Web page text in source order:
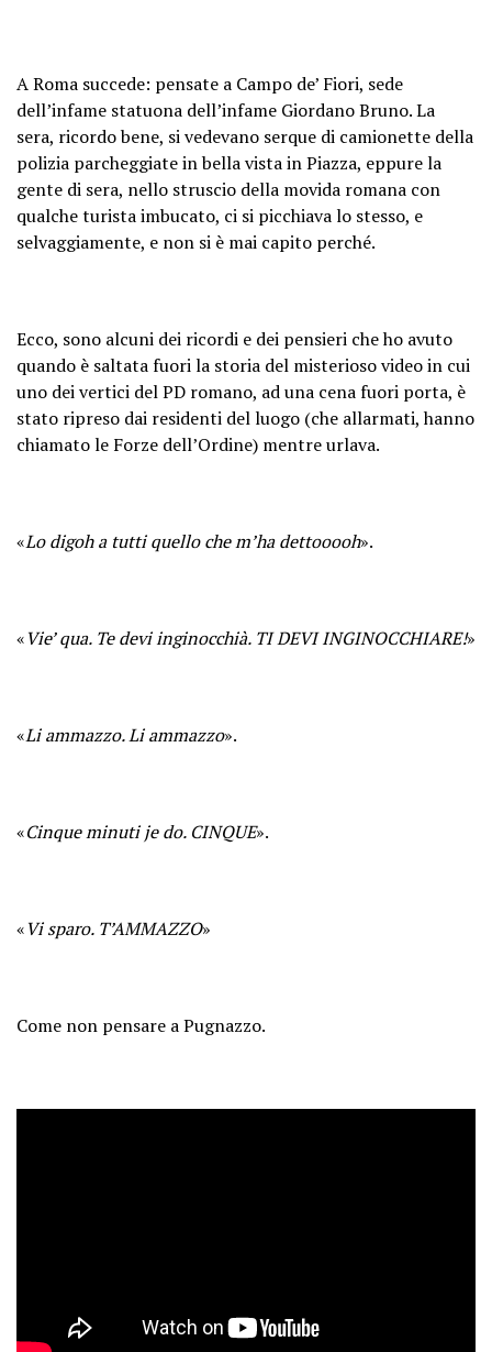
A Roma succede: pensate a Campo de’ Fiori, sede
dell’infame statuona dell’infame Giordano Bruno. La
sera, ricordo bene, si vedevano serque di camionette della
polizia parcheggiate in bella vista in Piazza, eppure la
gente di sera, nello struscio della movida romana con
qualche turista imbucato, ci si picchiava lo stesso, e
selvaggiamente, e non si è mai capito perché.
Ecco, sono alcuni dei ricordi e dei pensieri che ho avuto
quando è saltata fuori la storia del misterioso video in cui
uno dei vertici del PD romano, ad una cena fuori porta, è
stato ripreso dai residenti del luogo (che allarmati, hanno
chiamato le Forze dell’Ordine) mentre urlava.
«Lo digoh a tutti quello che m’ha dettooooh».
«Vie’ qua. Te devi inginocchià. TI DEVI INGINOCCHIARE!»
«Li ammazzo. Li ammazzo».
«Cinque minuti je do. CINQUE».
«Vi sparo. T’AMMAZZO»
Come non pensare a Pugnazzo.